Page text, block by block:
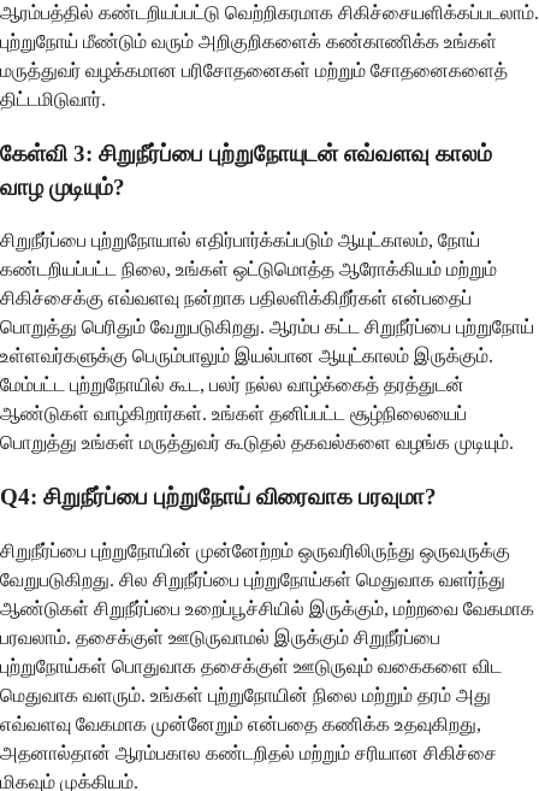
ஆரம்பத்தில் கண்டறியப்பட்டு வெற்றிகரமாக சிகிச்சையளிக்கப்படலாம்.
புற்றுநோய் மீண்டும் வரும் அறிகுறிகளைக் கண்காணிக்க உங்கள்
மருத்துவர் வழக்கமான பரிசோதனைகள் மற்றும் சோதனைகளைத்
திட்டமிடுவார்.
கேள்வி 3: சிறுநீர்ப்பை புற்றுநோயுடன் எவ்வளவு காலம்
வாழ முடியும்?
சிறுநீர்ப்பை புற்றுநோயால் எதிர்பார்க்கப்படும் ஆயுட்காலம், நோய்
கண்டறியப்பட்ட நிலை, உங்கள் ஒட்டுமொத்த ஆரோக்கியம் மற்றும்
சிகிச்சைக்கு எவ்வளவு நன்றாக பதிலளிக்கிறீர்கள் என்பதைப்
பொறுத்து பெரிதும் வேறுபடுகிறது. ஆரம்ப கட்ட சிறுநீர்ப்பை புற்றுநோய்
உள்ளவர்களுக்கு பெரும்பாலும் இயல்பான ஆயுட்காலம் இருக்கும்.
மேம்பட்ட புற்றுநோயில் கூட, பலர் நல்ல வாழ்க்கைத் தரத்துடன்
ஆண்டுகள் வாழ்கிறார்கள். உங்கள் தனிப்பட்ட சூழ்நிலையைப்
பொறுத்து உங்கள் மருத்துவர் கூடுதல் தகவல்களை வழங்க முடியும்.
Q4: சிறுநீர்ப்பை புற்றுநோய் விரைவாக பரவுமா?
சிறுநீர்ப்பை புற்றுநோயின் முன்னேற்றம் ஒருவரிலிருந்து ஒருவருக்கு
வேறுபடுகிறது. சில சிறுநீர்ப்பை புற்றுநோய்கள் மெதுவாக வளர்ந்து
ஆண்டுகள் சிறுநீர்ப்பை உறைப்பூச்சியில் இருக்கும், மற்றவை வேகமாக
பரவலாம். தசைக்குள் ஊடுருவாமல் இருக்கும் சிறுநீர்ப்பை
புற்றுநோய்கள் பொதுவாக தசைக்குள் ஊடுருவும் வகைகளை விட
மெதுவாக வளரும். உங்கள் புற்றுநோயின் நிலை மற்றும் தரம் அது
எவ்வளவு வேகமாக முன்னேறும் என்பதை கணிக்க உதவுகிறது,
அதனால்தான் ஆரம்பகால கண்டறிதல் மற்றும் சரியான சிகிச்சை
மிகவும் முக்கியம்.